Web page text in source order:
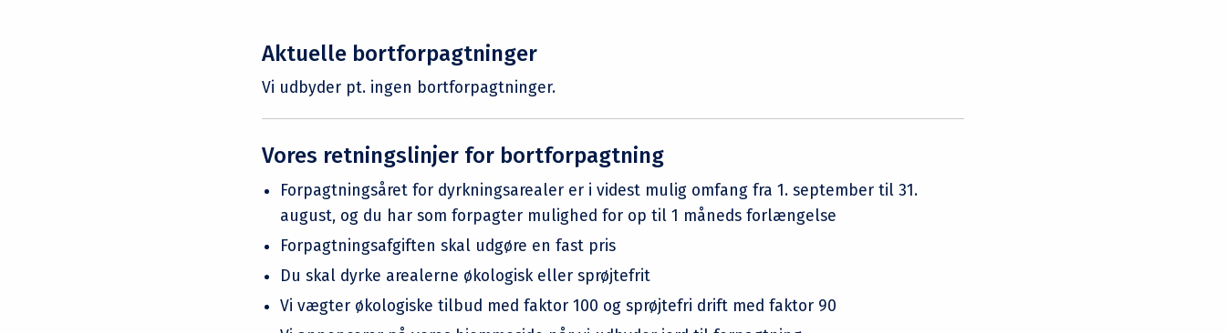
Aktuelle bortforpagtninger
Vi udbyder pt. ingen bortforpagtninger.
Vores retningslinjer for bortforpagtning
Forpagtningsåret for dyrkningsarealer er i videst mulig omfang fra 1. september til 31.
august, og du har som forpagter mulighed for op til 1 måneds forlængelse
Forpagtningsafgiften skal udgøre en fast pris
Du skal dyrke arealerne økologisk eller sprøjtefrit
Vi vægter økologiske tilbud med faktor 100 og sprøjtefri drift med faktor 90